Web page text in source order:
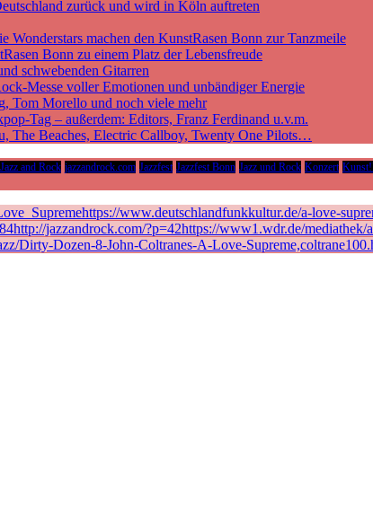
zurück und wird in Köln auftreten
machen den KunstRasen Bonn zur Tanzmeile
Bonn zu einem Platz der Lebensfreude
schwebenden Gitarren
Messe voller Emotionen und unbändiger Energie
Tom Morello und noch viele mehr
Tag – außerdem: Editors, Franz Ferdinand u.v.m.
The Beaches, Electric Callboy, Twenty One Pilots…
Jazz and Rock jazzandrock.com Jazzfest Jazzfest Bonn Jazz und Rock Konzert
www.deutschlandfunkkultur.de/a-love-
jazzandrock.com/?p=42https://www1.wdr.de/
Dirty-Dozen-8-John-Coltranes-A-Love-